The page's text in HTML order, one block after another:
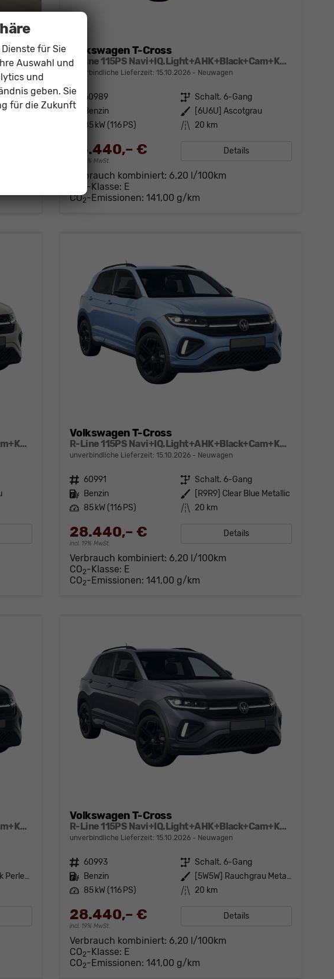
95PS Climatronic+Sitzheiz+PDCvohi+AppConnect+Side+TravelAssist+ACC
Volkswagen T-Cross
R-Line 115PS Navi+IQ.Light+AHK+Black+Cam+Keyless+GV5+Side+Climatronic
unverbindliche Lieferzeit: 15.10.2026 Neuwagen
Fahrzeugnr. 60989 Getriebe Schalt. 6-Gang
Kraftstoff
Benzin Außenfarbe
[6U6U] Ascotgrau
85 kW (116 PS) Kilometerstand 20 km
28.440,– €
incl. 19% MwSt.
Details
Verbrauch kombiniert: 6,20 l/100km
-Klasse: E
CO2-Emissionen: 141,00 g/km
R-Line 115PS Navi+IQ.Light+AHK+Black+Cam+Keyless+GV5+Side+Climatronic
Volkswagen T-Cross
R-Line 115PS Navi+IQ.Light+AHK+Black+Cam+Keyless+GV5+Side+Climatronic
unverbindliche Lieferzeit: 15.10.2026 Neuwagen
Fahrzeugnr. 60991 Getriebe Schalt. 6-Gang
Kraftstoff Benzin Außenfarbe
[R9R9] Clear Blue Metallic
Leistung 85 kW (116 PS) Kilometerstand 20 km
28.440,– €
incl. 19% MwSt.
Details
Verbrauch kombiniert: 6,20 l/100km
CO2-Klasse: E
CO2-Emissionen: 141,00 g/km
R-Line 115PS Navi+IQ.Light+AHK+Black+Cam+Keyless+GV5+Side+Climatronic
[2T2T] Deep Black Perleffekt
Volkswagen T-Cross
R-Line 115PS Navi+IQ.Light+AHK+Black+Cam+Keyless+GV5+Side+Climatronic
unverbindliche Lieferzeit: 15.10.2026 Neuwagen
Fahrzeugnr. 60993 Getriebe Schalt. 6-Gang
Kraftstoff Benzin Außenfarbe
[5W5W] Rauchgrau Metallic
Leistung 85 kW (116 PS) Kilometerstand 20 km
28.440,– €
incl. 19% MwSt.
Details
Verbrauch kombiniert: 6,20 l/100km
CO2-Klasse: E
CO2-Emissionen: 141,00 g/km
für Sie
Auswahl und
und
geben. Sie
für die Zukunft